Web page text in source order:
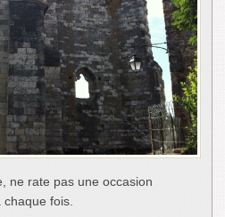
ne rate pas une occasion
fois.